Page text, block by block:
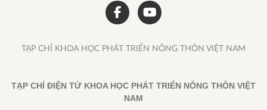
TẠP CHÍ KHOA HỌC PHÁT TRIỂN NÔNG THÔN VIỆT NAM
TẠP CHÍ ĐIỆN TỬ KHOA HỌC PHÁT TRIỂN NÔNG THÔN VIỆT
NAM